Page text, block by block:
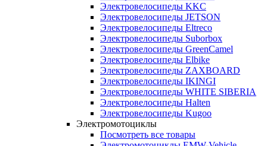
Электровелосипеды KKC
Электровелосипеды JETSON
Электровелосипеды Eltreco
Электровелосипеды Suborbox
Электровелосипеды GreenCamel
Электровелосипеды Elbike
Электровелосипеды ZAXBOARD
Электровелосипеды IKINGI
Электровелосипеды WHITE SIBERIA
Электровелосипеды Halten
Электровелосипеды Kugoo
Электромотоциклы
Посмотреть все товары